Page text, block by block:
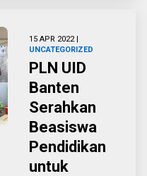
15 APR 2022 |
UNCATEGORIZED
PLN UID
Banten
Serahkan
Beasiswa
Pendidikan
untuk